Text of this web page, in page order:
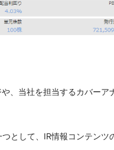
、当社を担当するカバー
として、IR情報コンテン